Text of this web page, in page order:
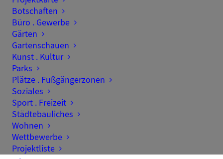
Botschaften
Büro . Gewerbe
Gärten
Gartenschauen
Kunst . Kultur
Parks
Plätze . Fußgängerzonen
Soziales
Sport . Freizeit
Städtebauliches
Wohnen
Wettbewerbe
Projektliste